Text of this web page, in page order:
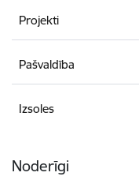
Projekti
Pašvaldība
Izsoles
Noderīgi